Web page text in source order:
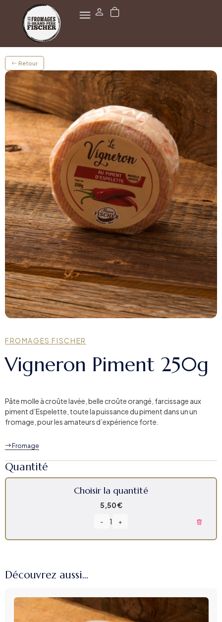
Retour
FROMAGES FISCHER
Vigneron Piment 250g
Pâte molle à croûte lavée, belle croûte orangé, farcissage aux
piment d’Espelette, toute la puissance du piment dans un un
fromage, pour les amateurs d’expérience forte.
Fromage
Quantité
Choisir la quantité
5,50€
- 1 +
Découvrez aussi...